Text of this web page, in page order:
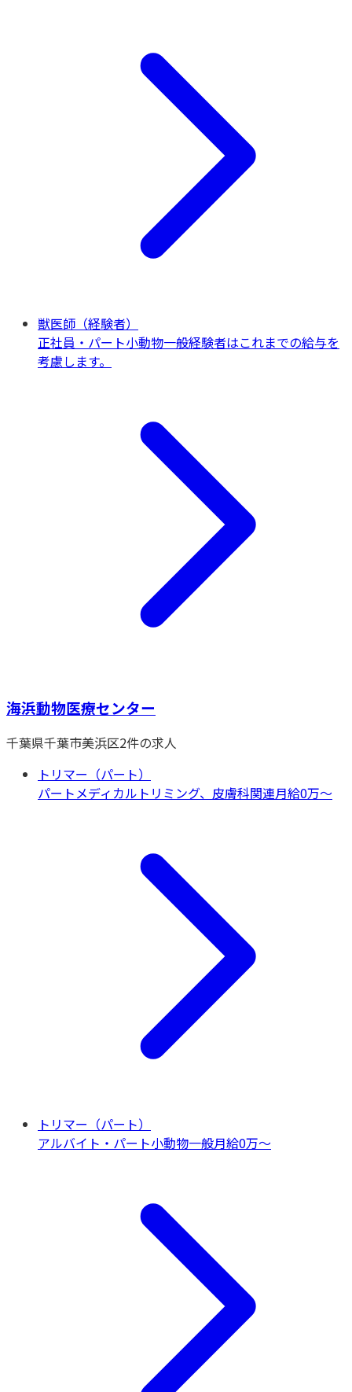
獣医師（経験者）
正社員・パート小動物一般経験者はこれまでの給与を
考慮します。
海浜動物医療センター
千葉県千葉市美浜区2件の求人
トリマー（パート）
パートメディカルトリミング、皮膚科関連月給0万〜
トリマー（パート）
アルバイト・パート小動物一般月給0万〜